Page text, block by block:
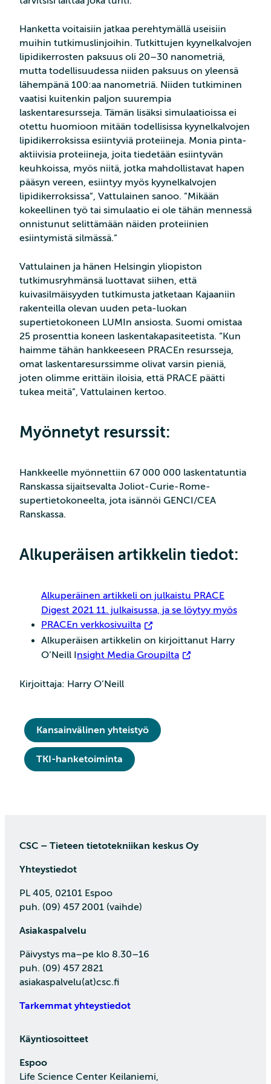
Hanketta voitaisiin jatkaa perehtymällä useisiin
muihin tutkimuslinjoihin. Tutkittujen kyynelkalvojen
lipidikerrosten paksuus oli 20–30 nanometriä,
mutta todellisuudessa niiden paksuus on yleensä
lähempänä 100:aa nanometriä. Niiden tutkiminen
vaatisi kuitenkin paljon suurempia
laskentaresursseja. Tämän lisäksi simulaatioissa ei
otettu huomioon mitään todellisissa kyynelkalvojen
lipidikerroksissa esiintyviä proteiineja. Monia pinta-
aktiivisia proteiineja, joita tiedetään esiintyvän
keuhkoissa, myös niitä, jotka mahdollistavat hapen
pääsyn vereen, esiintyy myös kyynelkalvojen
lipidikerroksissa”, Vattulainen sanoo. ”Mikään
kokeellinen työ tai simulaatio ei ole tähän mennessä
onnistunut selittämään näiden proteiinien
esiintymistä silmässä.”
Vattulainen ja hänen Helsingin yliopiston
tutkimusryhmänsä luottavat siihen, että
kuivasilmäisyyden tutkimusta jatketaan Kajaaniin
rakenteilla olevan uuden peta-luokan
supertietokoneen LUMIn ansiosta. Suomi omistaa
25 prosenttia koneen laskentakapasiteetista. ”Kun
haimme tähän hankkeeseen PRACEn resursseja,
omat laskentaresurssimme olivat varsin pieniä,
joten olimme erittäin iloisia, että PRACE päätti
tukea meitä”, Vattulainen kertoo.
Myönnetyt resurssit:
Hankkeelle myönnettiin 67 000 000 laskentatuntia
Ranskassa sijaitsevalta Joliot-Curie-Rome-
supertietokoneelta, jota isännöi GENCI/CEA
Ranskassa.
Alkuperäisen artikkelin tiedot:
Alkuperäinen artikkeli on julkaistu PRACE
Digest 2021 11. julkaisussa, ja se löytyy myös
PRACEn verkkosivuilta
Alkuperäisen artikkelin on kirjoittanut Harry
O’Neill Insight Media Groupilta
Kirjoittaja: Harry O’Neill
Kansainvälinen yhteistyö
TKI-hanketoiminta
CSC – Tieteen tietotekniikan keskus Oy
Yhteystiedot
PL 405, 02101 Espoo
puh. (09) 457 2001 (vaihde)
Asiakaspalvelu
Päivystys ma–pe klo 8.30–16
puh. (09) 457 2821
asiakaspalvelu(at)csc.fi
Tarkemmat yhteystiedot
Käyntiosoitteet
Espoo
Life Science Center Keilaniemi,